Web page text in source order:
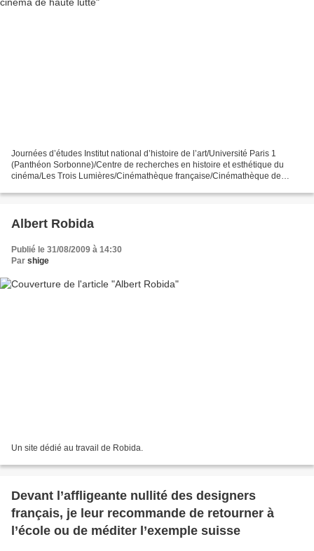
Journées d’études Institut national d’histoire de l’art/Université Paris 1
(Panthéon Sorbonne)/Centre de recherches en histoire et esthétique du
cinéma/Les Trois Lumières/Cinémathèque française/Cinémathèque de
Albert Robida
Publié le 31/08/2009 à 14:30
Par shige
Un site dédié au travail de Robida.
Devant l’affligeante nullité des designers
français, je leur recommande de retourner à
l’école ou de méditer l’exemple suisse